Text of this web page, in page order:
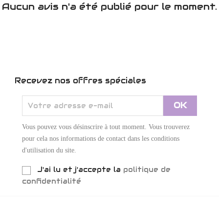
Aucun avis n'a été publié pour le moment.
Recevez nos offres spéciales
Vous pouvez vous désinscrire à tout moment. Vous trouverez
pour cela nos informations de contact dans les conditions
d'utilisation du site.
J'ai lu et j'accepte la politique de
confidentialité